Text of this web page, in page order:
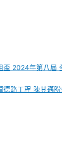
盃 2024年第八屆
德路工程 陳其邁